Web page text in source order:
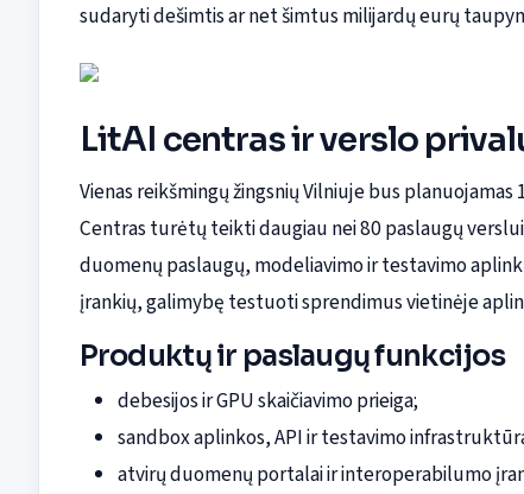
sudaryti dešimtis ar net šimtus milijardų eurų
LitAI centras ir verslo
Vienas reikšmingų žingsnių Vilniuje bus
Centras turėtų teikti daugiau nei 80 paslaugų
duomenų paslaugų, modeliavimo ir testavimo
įrankių, galimybę testuoti sprendimus vietinėje
Produktų ir paslaugų funkcijos
debesijos ir GPU skaičiavimo prieiga;
sandbox aplinkos, API ir testavimo
atvirų duomenų portalai ir interoperabilumo